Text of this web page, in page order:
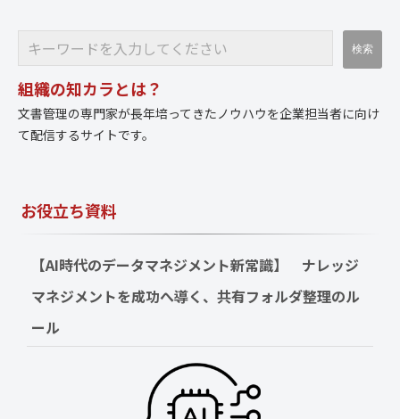
組織の知カラとは？
文書管理の専門家が長年培ってきたノウハウを企業担当者に向け
て配信するサイトです。
お役立ち資料
【AI時代のデータマネジメント新常識】　ナレッジ
マネジメントを成功へ導く、共有フォルダ整理のル
ール